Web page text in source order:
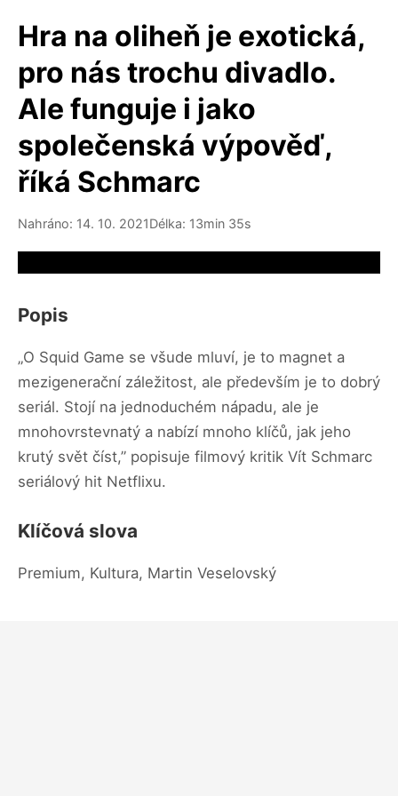
Hra na oliheň je exotická,
pro nás trochu divadlo.
Ale funguje i jako
společenská výpověď,
říká Schmarc
Nahráno: 14. 10. 2021Délka: 13min 35s
Popis
„O Squid Game se všude mluví, je to magnet a
mezigenerační záležitost, ale především je to dobrý
seriál. Stojí na jednoduchém nápadu, ale je
mnohovrstevnatý a nabízí mnoho klíčů, jak jeho
krutý svět číst,” popisuje filmový kritik Vít Schmarc
seriálový hit Netflixu.
Klíčová slova
Premium, Kultura, Martin Veselovský